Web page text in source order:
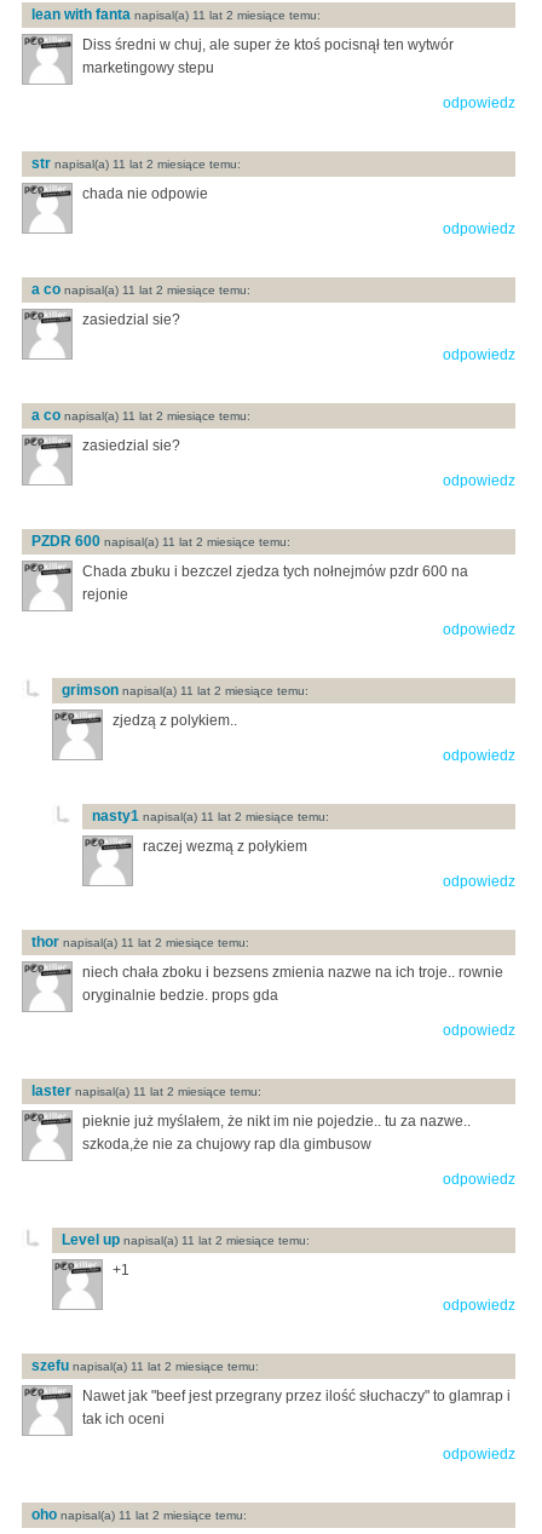
lean with fanta napisal(a) 11 lat 2 miesiące temu:
Diss średni w chuj, ale super że ktoś pocisnął ten wytwór
marketingowy stepu
odpowiedz
str napisal(a) 11 lat 2 miesiące temu:
chada nie odpowie
odpowiedz
a co napisal(a) 11 lat 2 miesiące temu:
zasiedzial sie?
odpowiedz
a co napisal(a) 11 lat 2 miesiące temu:
zasiedzial sie?
odpowiedz
PZDR 600 napisal(a) 11 lat 2 miesiące temu:
Chada zbuku i bezczel zjedza tych nołnejmów pzdr 600 na
rejonie
odpowiedz
grimson napisal(a) 11 lat 2 miesiące temu:
zjedzą z polykiem..
odpowiedz
nasty1 napisal(a) 11 lat 2 miesiące temu:
raczej wezmą z połykiem
odpowiedz
thor napisal(a) 11 lat 2 miesiące temu:
niech chała zboku i bezsens zmienia nazwe na ich troje.. rownie
oryginalnie bedzie. props gda
odpowiedz
laster napisal(a) 11 lat 2 miesiące temu:
pieknie już myślałem, że nikt im nie pojedzie.. tu za nazwe..
szkoda,że nie za chujowy rap dla gimbusow
odpowiedz
Level up napisal(a) 11 lat 2 miesiące temu:
+1
odpowiedz
szefu napisal(a) 11 lat 2 miesiące temu:
Nawet jak "beef jest przegrany przez ilość słuchaczy" to glamrap i
tak ich oceni
odpowiedz
oho napisal(a) 11 lat 2 miesiące temu: